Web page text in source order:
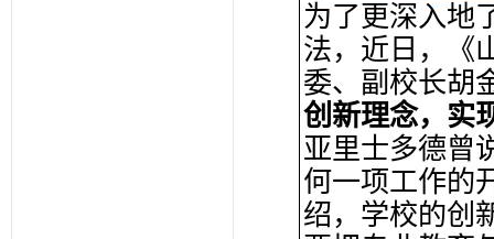
为了更深入地
法，近日，《
委、副校长胡
创新理念，实
亚里士多德曾
何一项工作的
绍，学校的创